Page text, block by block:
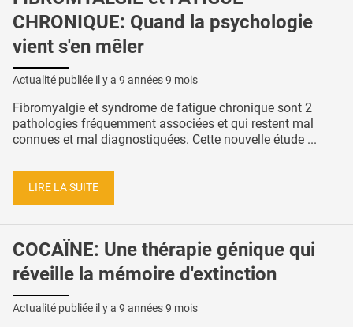
CHRONIQUE: Quand la psychologie
vient s'en mêler
Actualité publiée il y a 9 années 9 mois
Fibromyalgie et syndrome de fatigue chronique sont 2
pathologies fréquemment associées et qui restent mal
connues et mal diagnostiquées. Cette nouvelle étude ...
LIRE LA SUITE
COCAÏNE: Une thérapie génique qui
réveille la mémoire d'extinction
Actualité publiée il y a 9 années 9 mois